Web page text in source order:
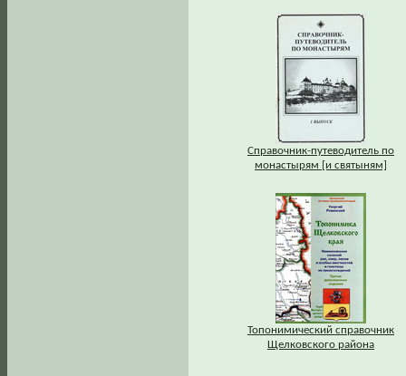
Справочник-путеводитель по
монастырям [и святыням]
Топонимический справочник
Щелковского района